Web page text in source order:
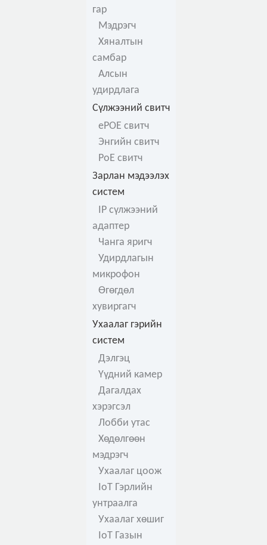
гар
Мэдрэгч
Хяналтын
самбар
Алсын
удирдлага
Сүлжээний свитч
ePOE свитч
Энгийн свитч
PoE свитч
Зарлан мэдээлэх
систем
IP сүлжээний
адаптер
Чанга яригч
Удирдлагын
микрофон
Өгөгдөл
хувиргагч
Ухаалаг гэрийн
систем
Дэлгэц
Үүдний камер
Дагалдах
хэрэгсэл
Лобби утас
Хөдөлгөөн
мэдрэгч
Ухаалаг цоож
IoT Гэрлийн
унтраалга
Ухаалаг хөшиг
IoT Газын